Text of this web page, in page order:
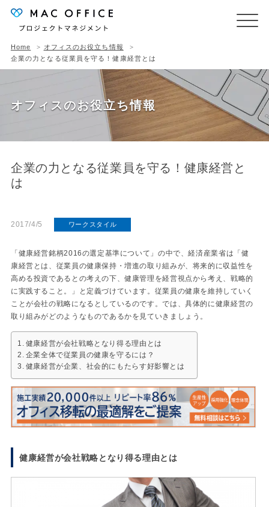
Home
オフィスのお役立ち情報
企業の力となる従業員を守る！健康経営とは
オフィスのお役立ち情報
企業の力となる従業員を守る！健康経営と
は
2017/4/5 ワークスタイル
「健康経営銘柄2016の選定基準について」の中で、経済産業省は「健
康経営とは、従業員の健康保持・増進の取り組みが、将来的に収益性を
高める投資であるとの考えの下、健康管理を経営視点から考え、戦略的
に実践すること。」と定義づけています。従業員の健康を維持していく
ことが会社の戦略になるとしているのです。では、具体的に健康経営の
取り組みがどのようなものであるかを見ていきましょう。
健康経営が会社戦略となり得る理由とは
企業全体で従業員の健康を守るには？
健康経営が企業、社会的にもたらす好影響とは
健康経営が会社戦略となり得る理由とは